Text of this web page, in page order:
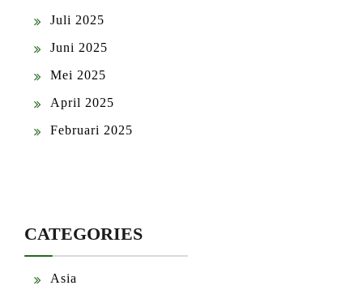
Juli 2025
Juni 2025
Mei 2025
April 2025
Februari 2025
CATEGORIES
Asia